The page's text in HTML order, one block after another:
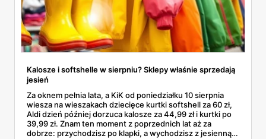
Kalosze i softshelle w sierpniu? Sklepy właśnie sprzedają
jesień
Za oknem pełnia lata, a KiK od poniedziałku 10 sierpnia
wiesza na wieszakach dziecięce kurtki softshell za 60 zł,
Aldi dzień później dorzuca kalosze za 44,99 zł i kurtki po
39,99 zł. Znam ten moment z poprzednich lat aż za
dobrze: przychodzisz po klapki, a wychodzisz z jesienną